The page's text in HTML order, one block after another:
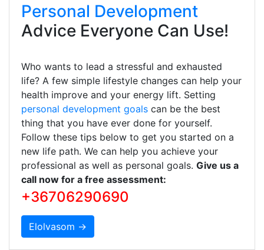
Personal Development
Advice Everyone Can Use!
Who wants to lead a stressful and exhausted
life? A few simple lifestyle changes can help your
health improve and your energy lift. Setting
personal development goals can be the best
thing that you have ever done for yourself.
Follow these tips below to get you started on a
new life path. We can help you achieve your
professional as well as personal goals. Give us a
call now for a free assessment:
+36706290690
Elolvasom →